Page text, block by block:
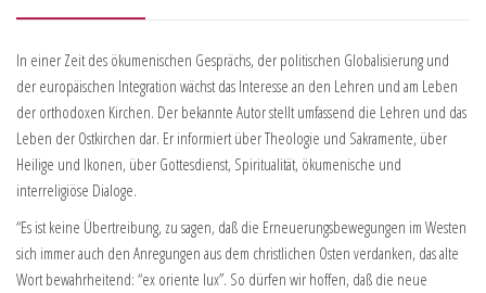
In einer Zeit des ökumenischen Gesprächs, der politischen Globalisierung und
der europäischen Integration wächst das Interesse an den Lehren und am Leben
der orthodoxen Kirchen. Der bekannte Autor stellt umfassend die Lehren und das
Leben der Ostkirchen dar. Er informiert über Theologie und Sakramente, über
Heilige und Ikonen, über Gottesdienst, Spiritualität, ökumenische und
interreligiöse Dialoge.
“Es ist keine Übertreibung, zu sagen, daß die Erneuerungsbewegungen im Westen
sich immer auch den Anregungen aus dem christlichen Osten verdanken, das alte
Wort bewahrheitend: “ex oriente lux”. So dürfen wir hoffen, daß die neue